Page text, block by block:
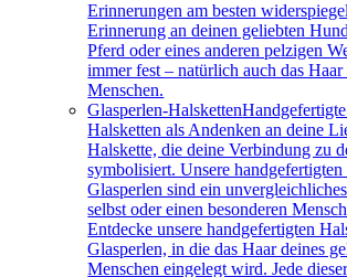
Erinnerungen am besten
Erinnerung an deinen geliebten
Pferd oder eines anderen pelzigen
immer fest – natürlich auch das
Menschen.
Glasperlen-Halsketten
Halsketten als Andenken an deine
Halskette, die deine Verbindung zu
symbolisiert. Unsere
Glasperlen sind ein
selbst oder einen besonderen
Entdecke unsere handgefertigten
Glasperlen, in die das Haar deines
Menschen eingelegt wird. Jede